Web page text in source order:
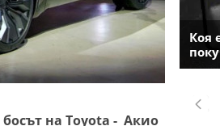
босът на Toyota - Акио
Коя